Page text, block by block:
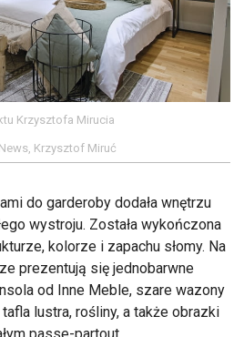
Krzysztofa Mirucia
Krzysztof Miruć
do garderoby dodała wnętrzu
wystroju. Została wykończona
kolorze i zapachu słomy. Na
prezentują się jednobarwne
od Inne Meble, szare wazony
lustra, rośliny, a także obrazki